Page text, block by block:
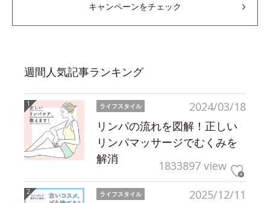
キャンペーンをチェック
週間人気記事ランキング
2024/03/18
ライフスタイル
リンパの流れを図解！正しい
リンパマッサージでむくみを
解消
1833897 view
2025/12/11
ライフスタイル